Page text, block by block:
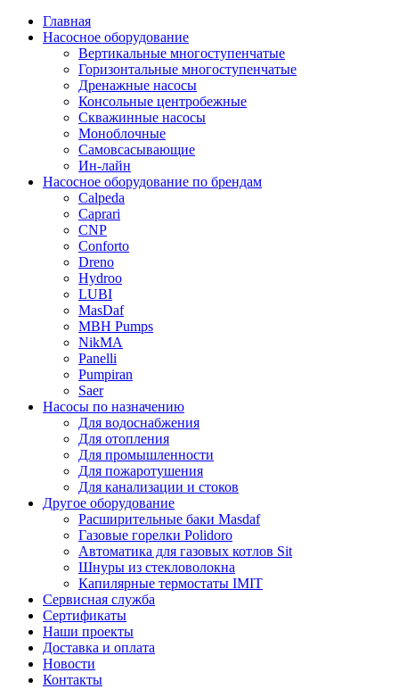
Главная
Насосное оборудование
Вертикальные многоступенчатые
Горизонтальные многоступенчатые
Дренажные насосы
Консольные центробежные
Скважинные насосы
Моноблочные
Самовсасывающие
Ин-лайн
Насосное оборудование по брендам
Calpeda
Caprari
CNP
Conforto
Dreno
Hydroo
LUBI
MasDaf
MBH Pumps
NikMA
Panelli
Pumpiran
Saer
Насосы по назначению
Для водоснабжения
Для отопления
Для промышленности
Для пожаротушения
Для канализации и стоков
Другое оборудование
Расширительные баки Masdaf
Газовые горелки Polidoro
Автоматика для газовых котлов Sit
Шнуры из стекловолокна
Капилярные термостаты IMIT
Сервисная служба
Сертификаты
Наши проекты
Доставка и оплата
Новости
Контакты